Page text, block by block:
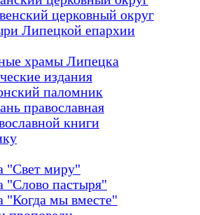
церковный округ
Липецкой епархии
храмы Липецка
издания
паломник
православная
книги
"Свет миру"
"Слово пастыря"
"Когда мы вместе"